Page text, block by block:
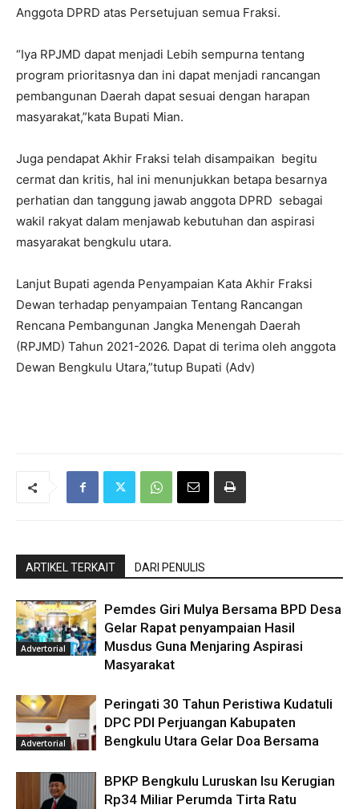
Anggota DPRD atas Persetujuan semua Fraksi.
“Iya RPJMD dapat menjadi Lebih sempurna tentang
program prioritasnya dan ini dapat menjadi rancangan
pembangunan Daerah dapat sesuai dengan harapan
masyarakat,”kata Bupati Mian.
Juga pendapat Akhir Fraksi telah disampaikan begitu
cermat dan kritis, hal ini menunjukkan betapa besarnya
perhatian dan tanggung jawab anggota DPRD sebagai
wakil rakyat dalam menjawab kebutuhan dan aspirasi
masyarakat bengkulu utara.
Lanjut Bupati agenda Penyampaian Kata Akhir Fraksi
Dewan terhadap penyampaian Tentang Rancangan
Rencana Pembangunan Jangka Menengah Daerah
(RPJMD) Tahun 2021-2026. Dapat di terima oleh anggota
Dewan Bengkulu Utara,”tutup Bupati (Adv)
ARTIKEL TERKAIT DARI PENULIS
Advertorial
Pemdes Giri Mulya Bersama BPD Desa
Gelar Rapat penyampaian Hasil
Musdus Guna Menjaring Aspirasi
Masyarakat
Advertorial
Peringati 30 Tahun Peristiwa Kudatuli
DPC PDI Perjuangan Kabupaten
Bengkulu Utara Gelar Doa Bersama
BPKP Bengkulu Luruskan Isu Kerugian
Rp34 Miliar Perumda Tirta Ratu